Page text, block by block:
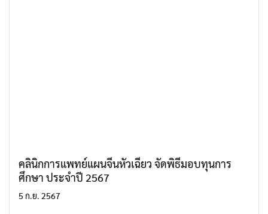
คลินิกการแพทย์แผนจีนหัวเฉียว จัดพิธีมอบทุนการ
ศึกษา ประจำปี 2567
5 ก.ย. 2567